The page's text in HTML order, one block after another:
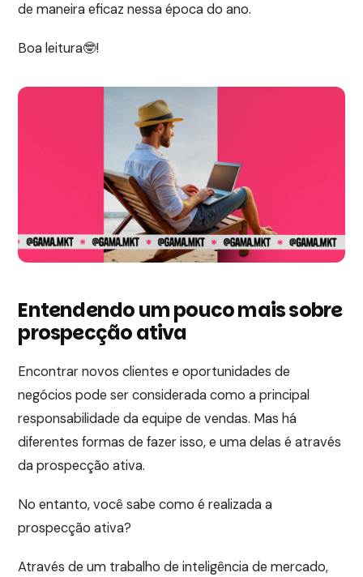
de maneira eficaz nessa época do ano.
Boa leitura🤓!
Entendendo um pouco mais sobre
prospecção ativa
Encontrar novos clientes e oportunidades de
negócios pode ser considerada como a principal
responsabilidade da equipe de vendas. Mas há
diferentes formas de fazer isso, e uma delas é através
da prospecção ativa.
No entanto, você sabe como é realizada a
prospecção ativa?
Através de um trabalho de inteligência de mercado,